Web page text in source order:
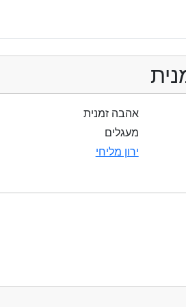
אהבה זמנית
מעגלים
ירון מליחי